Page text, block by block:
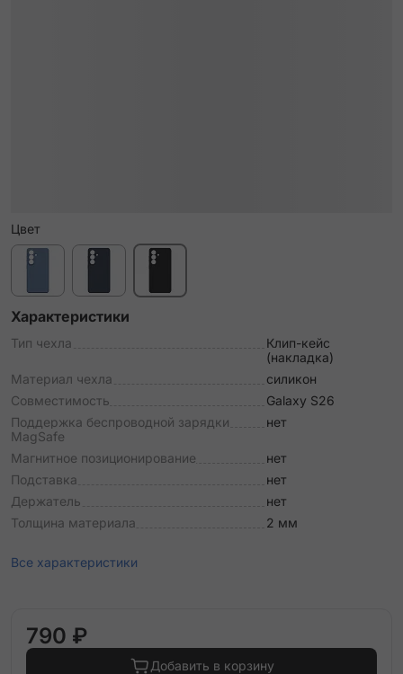
Цвет
Характеристики
Тип чехла
Клип-кейс
(накладка)
Материал чехла
силикон
Совместимость
Galaxy S26
Поддержка беспроводной зарядки
MagSafe
нет
Магнитное позиционирование
нет
Подставка
нет
Держатель
нет
Толщина материала
2 мм
Все характеристики
790 ₽
Добавить в корзину